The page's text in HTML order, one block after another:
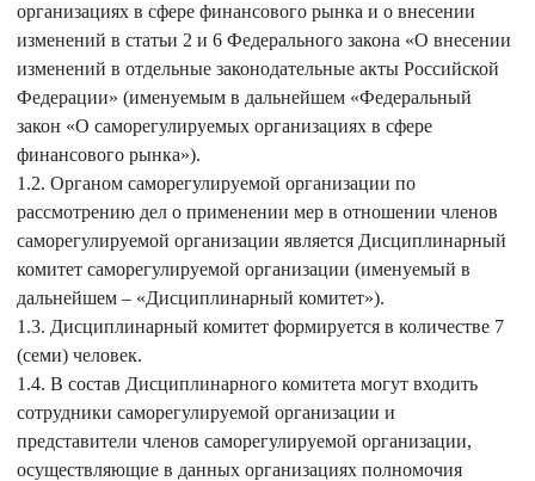
организациях в сфере финансового рынка и о внесении
изменений в статьи 2 и 6 Федерального закона «О внесении
изменений в отдельные законодательные акты Российской
Федерации» (именуемым в дальнейшем «Федеральный
закон «О саморегулируемых организациях в сфере
финансового рынка»).
1.2. Органом саморегулируемой организации по
рассмотрению дел о применении мер в отношении членов
саморегулируемой организации является Дисциплинарный
комитет саморегулируемой организации (именуемый в
дальнейшем – «Дисциплинарный комитет»).
1.3. Дисциплинарный комитет формируется в количестве 7
(семи) человек.
1.4. В состав Дисциплинарного комитета могут входить
сотрудники саморегулируемой организации и
представители членов саморегулируемой организации,
осуществляющие в данных организациях полномочия